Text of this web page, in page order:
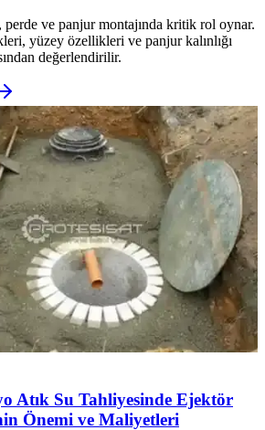
perde ve panjur montajında kritik rol oynar.
yüzey özellikleri ve panjur kalınlığı
değerlendirilir.
Atık Su Tahliyesinde Ejektör
Önemi ve Maliyetleri